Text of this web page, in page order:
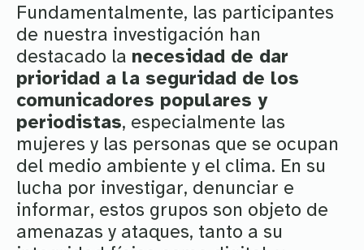
Fundamentalmente, las participantes
de nuestra investigación han
destacado la necesidad de dar
prioridad a la seguridad de los
comunicadores populares y
periodistas, especialmente las
mujeres y las personas que se ocupan
del medio ambiente y el clima. En su
lucha por investigar, denunciar e
informar, estos grupos son objeto de
amenazas y ataques, tanto a su